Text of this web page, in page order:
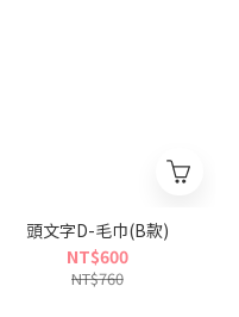
頭文字D-毛巾(B款)
NT$600
NT$760